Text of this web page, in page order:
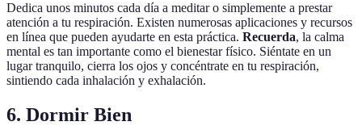
Dedica unos minutos cada día a meditar o simplemente a prestar
atención a tu respiración. Existen numerosas aplicaciones y recursos
en línea que pueden ayudarte en esta práctica. Recuerda, la calma
mental es tan importante como el bienestar físico. Siéntate en un
lugar tranquilo, cierra los ojos y concéntrate en tu respiración,
sintiendo cada inhalación y exhalación.
6. Dormir Bien